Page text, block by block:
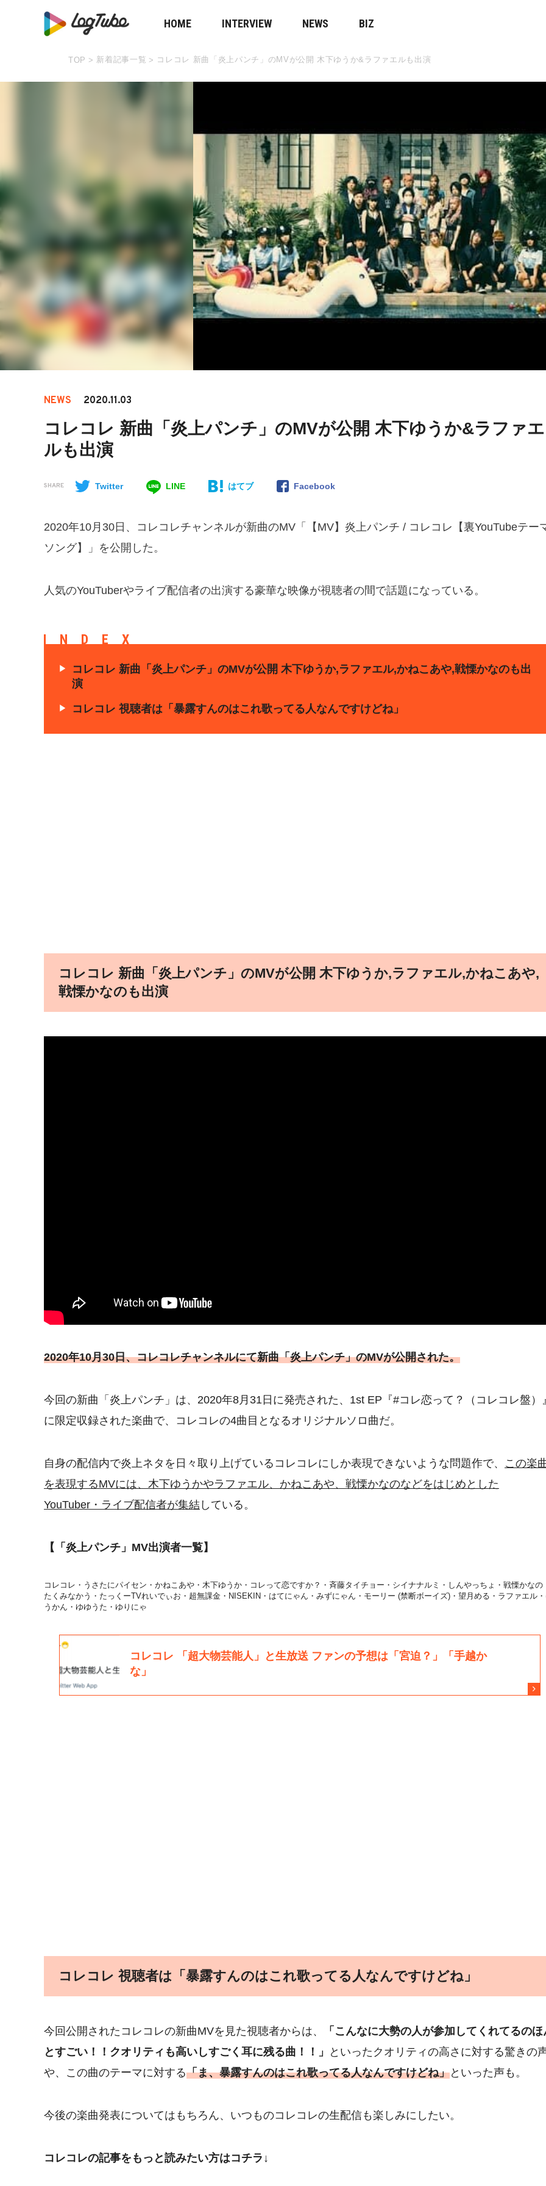
HOME INTERVIEW NEWS BIZ
TOP > 新着記事一覧 > コレコレ 新曲「炎上パンチ」のMVが公開 木下ゆうか&ラファエルも出演
NEWS 2020.11.03
コレコレ 新曲「炎上パンチ」のMVが公開 木下ゆうか&ラファエ
ルも出演
SHARE Twitter LINE はてブ Facebook
2020年10月30日、コレコレチャンネルが新曲のMV「【MV】炎上パンチ / コレコレ【裏YouTubeテー
ソング】」を公開した。
人気のYouTuberやライブ配信者の出演する豪華な映像が視聴者の間で話題になっている。
INDEX
コレコレ 新曲「炎上パンチ」のMVが公開 木下ゆうか,ラファエル,かねこあや,戦慄かなのも出
演
コレコレ 視聴者は「暴露すんのはこれ歌ってる人なんですけどね」
コレコレ 新曲「炎上パンチ」のMVが公開 木下ゆうか,ラファエル,かねこあや,
戦慄かなのも出演
2020年10月30日、コレコレチャンネルにて新曲「炎上パンチ」のMVが公開された。
今回の新曲「炎上パンチ」は、2020年8月31日に発売された、1st EP『#コレ恋って？（コレコレ盤）
に限定収録された楽曲で、コレコレの4曲目となるオリジナルソロ曲だ。
自身の配信内で炎上ネタを日々取り上げているコレコレにしか表現できないような問題作で、 この楽
を表現するMVには、木下ゆうかやラファエル、かねこあや、戦慄かなのなどをはじめとした
YouTuber・ライブ配信者が集結 している。
【「炎上パンチ」MV出演者一覧】
コレコレ・うさたにパイセン・かねこあや・木下ゆうか・コレって恋ですか？・斉藤タイチョー・シイナナルミ・しんやっちょ・戦慄かなの
たくみなかう・たっくーTVれいでぃお・超無課金・NISEKIN・はてにゃん・みずにゃん・モーリー (禁断ボーイズ)・望月める・ラファエル
うかん・ゆゆうた・ゆりにゃ
コレコレ 視聴者は「暴露すんのはこれ歌ってる人なんですけどね」
今回公開されたコレコレの新曲MVを見た視聴者からは、
「こんなに大勢の人が参加してくれてるのほ
とすごい！！クオリティも高いしすごく耳に残る曲！！」
といったクオリティの高さに対する驚きの
や、この曲のテーマに対する「ま、暴露すんのはこれ歌ってる人なんですけどね」といった声も。
今後の楽曲発表についてはもちろん、いつものコレコレの生配信も楽しみにしたい。
コレコレの記事をもっと読みたい方はコチラ↓